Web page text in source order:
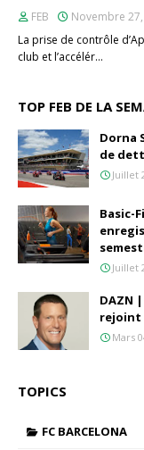
FEB
Novembre
La prise de contrôle
club et l’accélér…
TOP FEB DE LA
Dorna
de
Juillet
Basic-
Juillet
DAZN
rejoint
Mars
TOPICS
FC BARCELONA